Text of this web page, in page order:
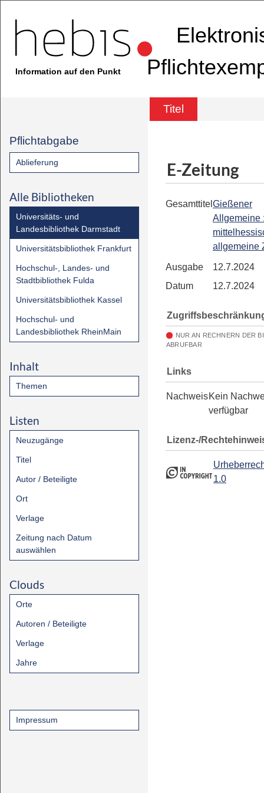
Information auf den Punkt
Titel
Pflichtabgabe
Ablieferung
Alle Bibliotheken
Universitäts- und
Landesbibliothek Darmstadt
Universitätsbibliothek Frankfurt
Hochschul-, Landes- und
Stadtbibliothek Fulda
Universitätsbibliothek Kassel
Hochschul- und
Landesbibliothek RheinMain
Inhalt
Themen
Listen
Neuzugänge
Titel
Autor / Beteiligte
Ort
Verlage
Zeitung nach Datum
auswählen
Clouds
Orte
Autoren / Beteiligte
Verlage
Jahre
Impressum
E-Zeitung
Gesamttitel Gießener
Allgemeine
allgemeine
Ausgabe
12.7.2024
Datum
12.7.2024
NUR AN RECHNERN DER
ABRUFBAR
Links
NachweisKein
verfügbar
Lizenz-/
1.0